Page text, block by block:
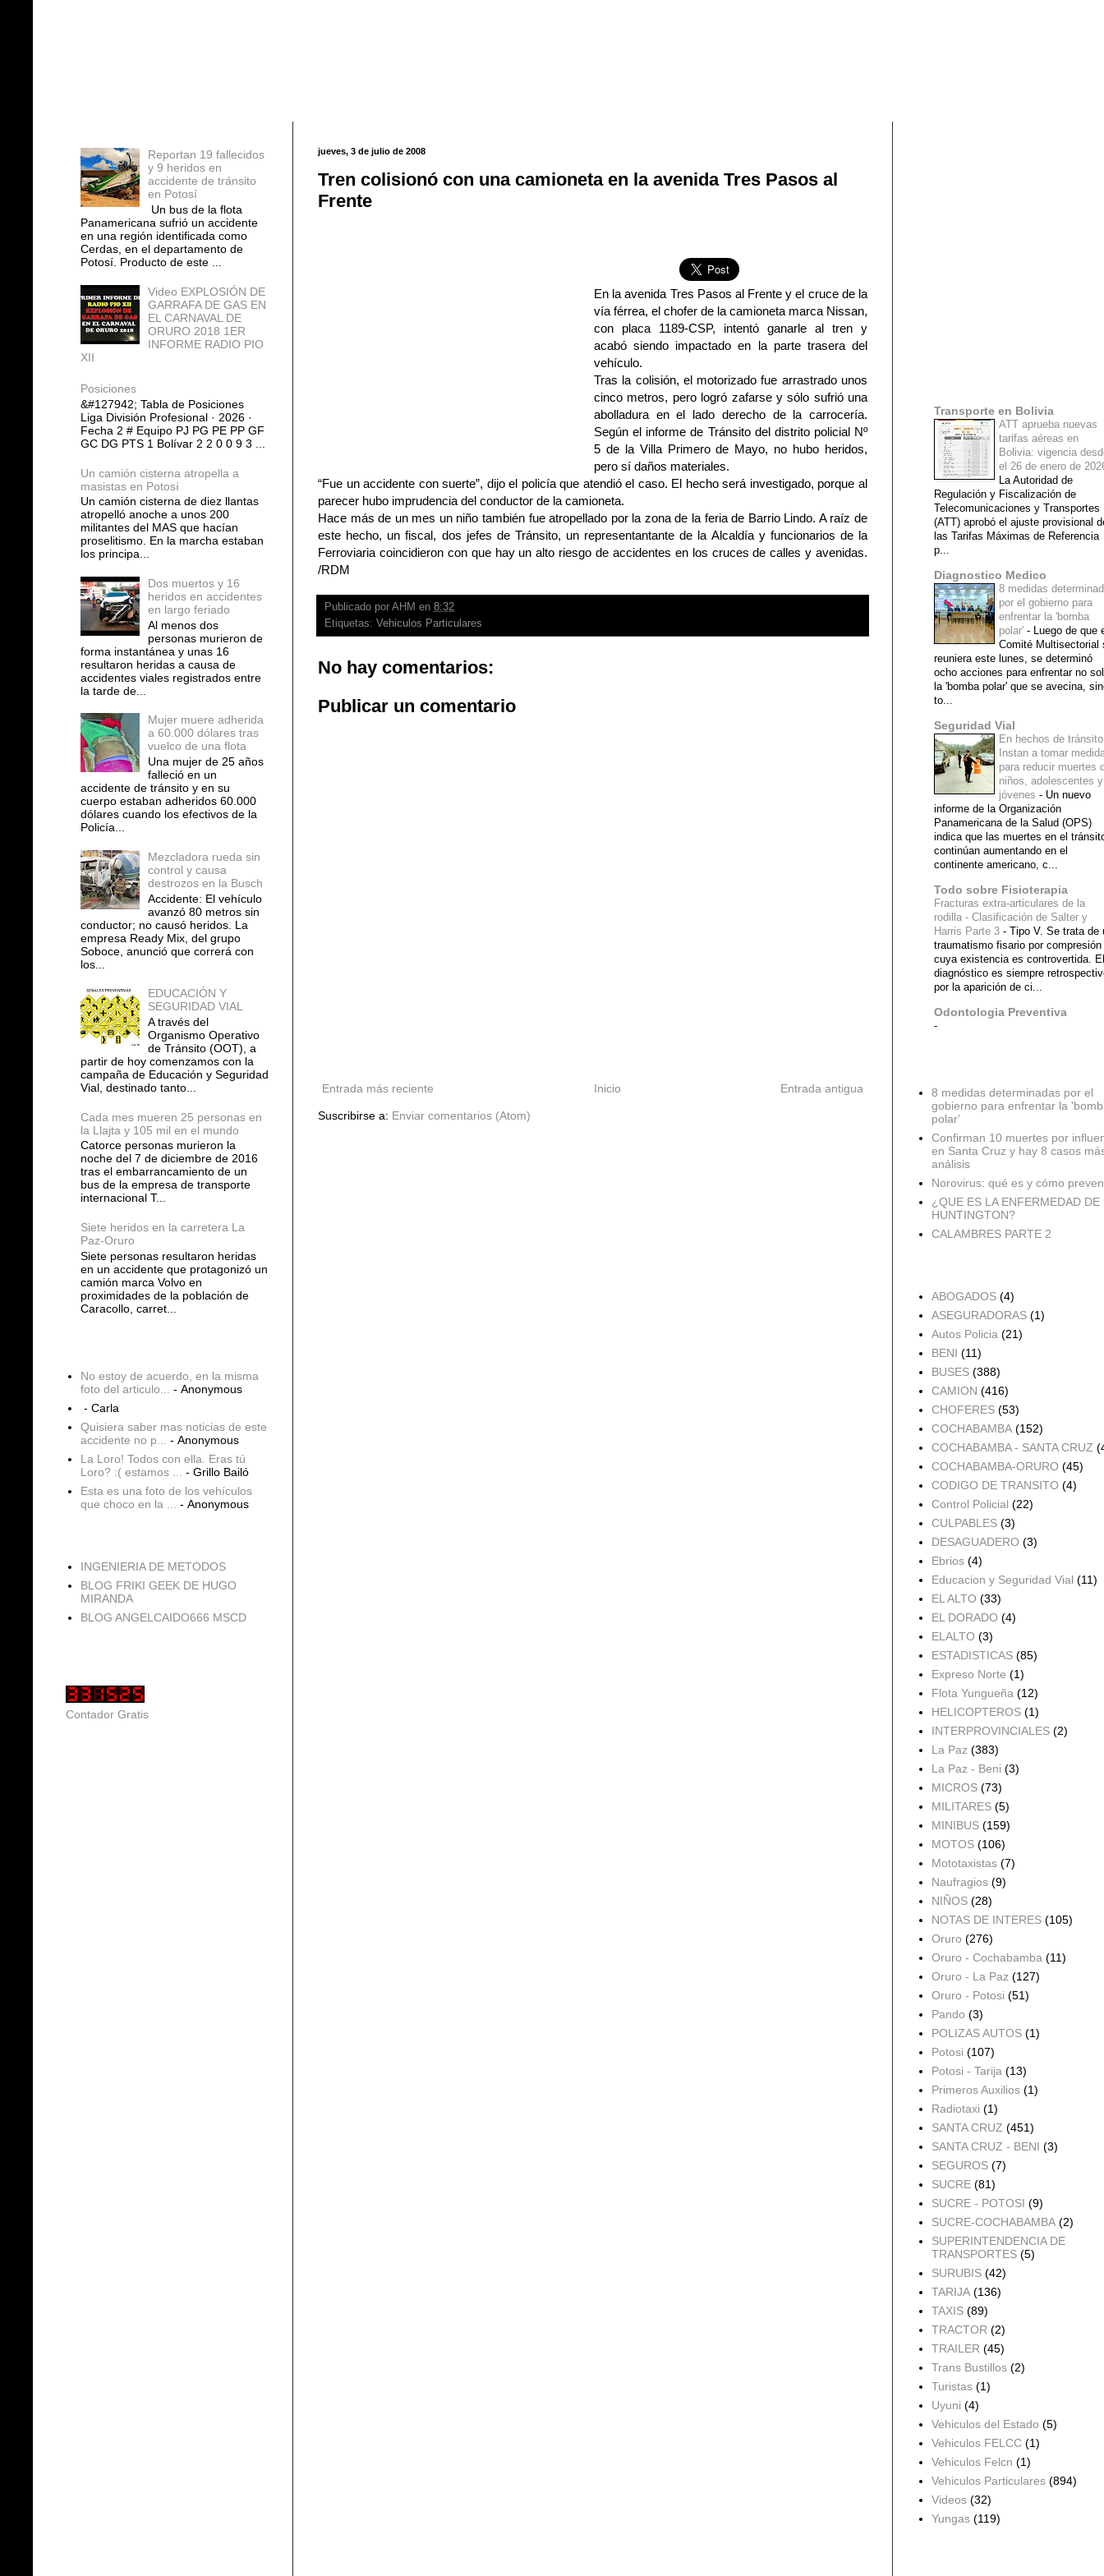
jueves, 3 de julio de 2008
Tren colisionó con una camioneta en la avenida Tres Pasos al
Frente
En la avenida Tres Pasos al Frente y el cruce de la
vía férrea, el chofer de la camioneta marca Nissan,
con placa 1189-CSP, intentó ganarle al tren y
acabó siendo impactado en la parte trasera del
vehículo.
Tras la colisión, el motorizado fue arrastrado unos
cinco metros, pero logró zafarse y sólo sufrió una
abolladura en el lado derecho de la carrocería.
Según el informe de Tránsito del distrito policial Nº
5 de la Villa Primero de Mayo, no hubo heridos,
pero sí daños materiales.
“Fue un accidente con suerte”, dijo el policía que atendió el caso. El hecho será investigado, porque al
parecer hubo imprudencia del conductor de la camioneta.
Hace más de un mes un niño también fue atropellado por la zona de la feria de Barrio Lindo. A raíz de
este hecho, un fiscal, dos jefes de Tránsito, un representantante de la Alcaldía y funcionarios de la
Ferroviaria coincidieron con que hay un alto riesgo de accidentes en los cruces de calles y avenidas.
/RDM
Publicado por AHM en 8:32
Etiquetas: Vehiculos Particulares
No hay comentarios:
Publicar un comentario
Entrada más reciente Entrada antigua
Inicio
Suscribirse a: Enviar comentarios (Atom)
Reportan 19 fallecidos
y 9 heridos en
accidente de tránsito
en Potosí
Un bus de la flota
Panamericana sufrió un accidente
en una región identificada como
Cerdas, en el departamento de
Potosí. Producto de este ...
Video EXPLOSIÓN DE
GARRAFA DE GAS EN
EL CARNAVAL DE
ORURO 2018 1ER
INFORME RADIO PIO
XII
Posiciones
&#127942; Tabla de Posiciones
Liga División Profesional · 2026 ·
Fecha 2 # Equipo PJ PG PE PP GF
GC DG PTS 1 Bolívar 2 2 0 0 9 3 ...
Un camión cisterna atropella a
masistas en Potosí
Un camión cisterna de diez llantas
atropelló anoche a unos 200
militantes del MAS que hacían
proselitismo. En la marcha estaban
los principa...
Dos muertos y 16
heridos en accidentes
en largo feriado
Al menos dos
personas murieron de
forma instantánea y unas 16
resultaron heridas a causa de
accidentes viales registrados entre
la tarde de...
Mujer muere adherida
a 60.000 dólares tras
vuelco de una flota
Una mujer de 25 años
falleció en un
accidente de tránsito y en su
cuerpo estaban adheridos 60.000
dólares cuando los efectivos de la
Policía...
Mezcladora rueda sin
control y causa
destrozos en la Busch
Accidente: El vehículo
avanzó 80 metros sin
conductor; no causó heridos. La
empresa Ready Mix, del grupo
Soboce, anunció que correrá con
los...
EDUCACIÓN Y
SEGURIDAD VIAL
A través del
Organismo Operativo
de Tránsito (OOT), a
partir de hoy comenzamos con la
campaña de Educación y Seguridad
Vial, destinado tanto...
Cada mes mueren 25 personas en
la Llajta y 105 mil en el mundo
Catorce personas murieron la
noche del 7 de diciembre de 2016
tras el embarrancamiento de un
bus de la empresa de transporte
internacional T...
Siete heridos en la carretera La
Paz-Oruro
Siete personas resultaron heridas
en un accidente que protagonizó un
camión marca Volvo en
proximidades de la población de
Caracollo, carret...
No estoy de acuerdo, en la misma
foto del articulo...
- Anonymous
- Carla
Quisiera saber mas noticias de este
accidente no p...
- Anonymous
La Loro! Todos con ella. Eras tú
Loro? :( estamos ...
- Grillo Bailó
Esta es una foto de los vehículos
que choco en la ...
- Anonymous
INGENIERIA DE METODOS
BLOG FRIKI GEEK DE HUGO
MIRANDA
BLOG ANGELCAIDO666 MSCD
Contador Gratis
Transporte en Bolivia
ATT aprueba nuevas
tarifas aéreas en
Bolivia: vigencia
el 26 de enero de
La Autoridad de
Regulación y Fiscalización de
Telecomunicaciones y Transportes
(ATT) aprobó el ajuste provisional
las Tarifas Máximas de Referencia
p...
Diagnostico Medico
8 medidas
por el gobierno para
enfrentar la 'bomba
polar' - Luego de que
Comité Multisectorial
reuniera este lunes, se determinó
ocho acciones para enfrentar no
la 'bomba polar' que se avecina,
to...
Seguridad Vial
En hechos de tránsito
Instan a tomar
para reducir muertes
niños, adolescentes y
jóvenes - Un nuevo
informe de la Organización
Panamericana de la Salud (OPS)
indica que las muertes en el
continúan aumentando en el
continente americano, c...
Todo sobre Fisioterapia
Fracturas extra-articulares de la
rodilla - Clasificación de Salter y
Harris Parte 3 - Tipo V. Se trata de
traumatismo fisario por compresión
cuya existencia es controvertida. El
diagnóstico es siempre
por la aparición de ci...
Odontologia Preventiva
-
8 medidas determinadas por el
gobierno para enfrentar la
polar'
Confirman 10 muertes por
en Santa Cruz y hay 8 casos
análisis
Norovirus: qué es y cómo
¿QUE ES LA ENFERMEDAD DE
HUNTINGTON?
CALAMBRES PARTE 2
ABOGADOS (4)
ASEGURADORAS (1)
Autos Policia (21)
BENI (11)
BUSES (388)
CAMION (416)
CHOFERES (53)
COCHABAMBA (152)
COCHABAMBA - SANTA CRUZ
COCHABAMBA-ORURO (45)
CODIGO DE TRANSITO (4)
Control Policial (22)
CULPABLES (3)
DESAGUADERO (3)
Ebrios (4)
Educacion y Seguridad Vial (11)
EL ALTO (33)
EL DORADO (4)
ELALTO (3)
ESTADISTICAS (85)
Expreso Norte (1)
Flota Yungueña (12)
HELICOPTEROS (1)
INTERPROVINCIALES (2)
La Paz (383)
La Paz - Beni (3)
MICROS (73)
MILITARES (5)
MINIBUS (159)
MOTOS (106)
Mototaxistas (7)
Naufragios (9)
NIÑOS (28)
NOTAS DE INTERES (105)
Oruro (276)
Oruro - Cochabamba (11)
Oruro - La Paz (127)
Oruro - Potosi (51)
Pando (3)
POLIZAS AUTOS (1)
Potosi (107)
Potosi - Tarija (13)
Primeros Auxilios (1)
Radiotaxi (1)
SANTA CRUZ (451)
SANTA CRUZ - BENI (3)
SEGUROS (7)
SUCRE (81)
SUCRE - POTOSI (9)
SUCRE-COCHABAMBA (2)
SUPERINTENDENCIA DE
TRANSPORTES (5)
SURUBIS (42)
TARIJA (136)
TAXIS (89)
TRACTOR (2)
TRAILER (45)
Trans Bustillos (2)
Turistas (1)
Uyuni (4)
Vehiculos del Estado (5)
Vehiculos FELCC (1)
Vehiculos Felcn (1)
Vehiculos Particulares (894)
Videos (32)
Yungas (119)